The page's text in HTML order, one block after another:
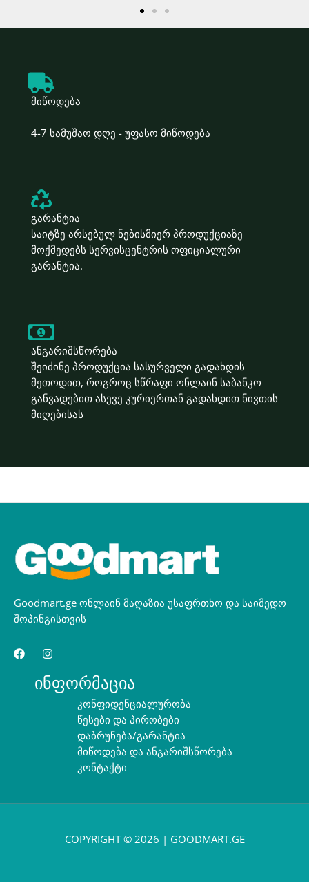
მიწოდება
4-7 სამუშაო დღე - უფასო მიწოდება
გარანტია
საიტზე არსებულ ნებისმიერ პროდუქციაზე
მოქმედებს სერვისცენტრის ოფიციალური
გარანტია.
ანგარიშსწორება
შეიძინე პროდუქცია სასურველი გადახდის
მეთოდით, როგროც სწრაფი ონლაინ საბანკო
განვადებით ასევე კურიერთან გადახდით ნივთის
მიღებისას
Goodmart.ge ონლაინ მაღაზია უსაფრთხო და საიმედო
შოპინგისთვის
ინფორმაცია
კონფიდენციალურობა
წესები და პირობები
დაბრუნება/გარანტია
მიწოდება და ანგარიშსწორება
კონტაქტი
COPYRIGHT © 2026 | GOODMART.GE